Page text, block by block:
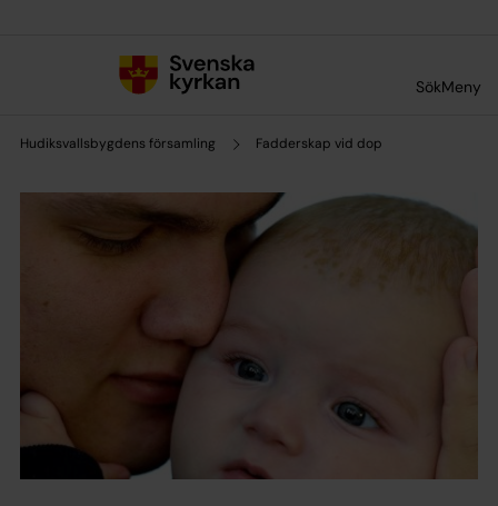
SökMeny
Hudiksvallsbygdens församling Fadderskap vid dop